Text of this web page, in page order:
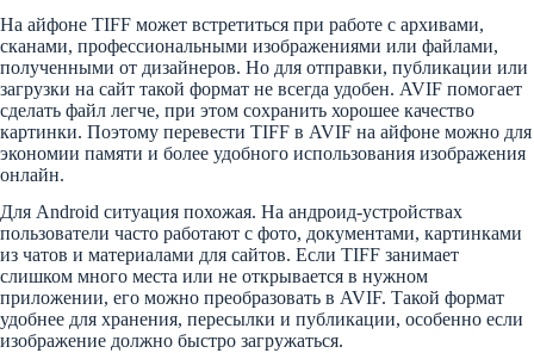
На айфоне TIFF может встретиться при работе с архивами,
сканами, профессиональными изображениями или файлами,
полученными от дизайнеров. Но для отправки, публикации или
загрузки на сайт такой формат не всегда удобен. AVIF помогает
сделать файл легче, при этом сохранить хорошее качество
картинки. Поэтому перевести TIFF в AVIF на айфоне можно для
экономии памяти и более удобного использования изображения
онлайн.
Для Android ситуация похожая. На андроид-устройствах
пользователи часто работают с фото, документами, картинками
из чатов и материалами для сайтов. Если TIFF занимает
слишком много места или не открывается в нужном
приложении, его можно преобразовать в AVIF. Такой формат
удобнее для хранения, пересылки и публикации, особенно если
изображение должно быстро загружаться.